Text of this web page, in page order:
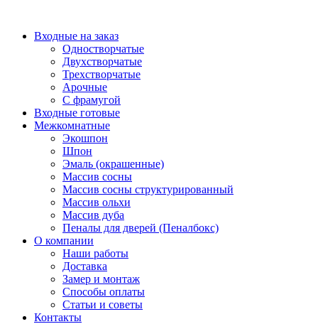
содержимому
Входные на заказ
Одностворчатые
Двухстворчатые
Трехстворчатые
Арочные
С фрамугой
Входные готовые
Межкомнатные
Экошпон
Шпон
Эмаль (окрашенные)
Массив сосны
Массив сосны структурированный
Массив ольхи
Массив дуба
Пеналы для дверей (Пеналбокс)
О компании
Наши работы
Доставка
Замер и монтаж
Способы оплаты
Статьи и советы
Контакты